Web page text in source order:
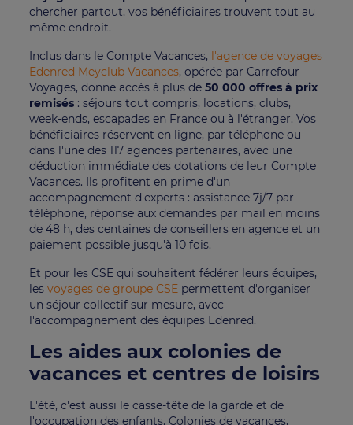
chercher partout, vos bénéficiaires trouvent tout au
même endroit.
Inclus dans le Compte Vacances, l'agence de voyages
Edenred Meyclub Vacances, opérée par Carrefour
Voyages, donne accès à plus de50 000 offres à prix
remisés : séjours tout compris, locations, clubs,
week-ends, escapades en France ou à l'étranger. Vos
bénéficiaires réservent en ligne, par téléphone ou
dans l'une des 117 agences partenaires, avec une
déduction immédiate des dotations de leur Compte
Vacances. Ils profitent en prime d'un
accompagnement d'experts : assistance 7j/7 par
téléphone, réponse aux demandes par mail en moins
de 48 h, des centaines de conseillers en agence et un
paiement possible jusqu'à 10 fois.
Et pour les CSE qui souhaitent fédérer leurs équipes,
lesvoyages de groupe CSE permettent d'organiser
un séjour collectif sur mesure, avec
l'accompagnement des équipes Edenred.
Les aides aux colonies de
vacances et centres de loisirs
L'été, c'est aussi le casse-tête de la garde et de
l'occupation des enfants. Colonies de vacances,